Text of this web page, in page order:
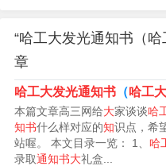
格式规范：内蒙古大学的
列。通知书的上端通常印
校的详细地址和联系方式。
月26日，兰州大学公布
蓝两个版本，还附赠了一
“哈工大发光通知书（
章
哈工大发光通知书 （哈工大
本篇文章高三网给大家谈谈哈
知书什么样对应的知识点，希
站喔。 本文目录一览： 1、 哈
录取通知书大礼盒...